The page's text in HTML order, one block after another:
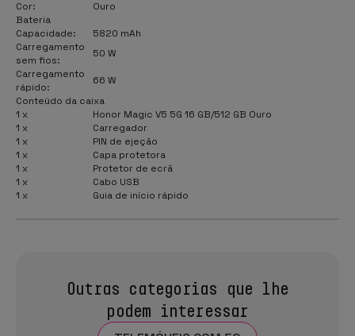
Cor:
Ouro
Bateria
Capacidade:
5820 mAh
Carregamento
sem fios:
50 W
Carregamento
rápido:
66 W
Conteúdo da caixa
1 x
Honor Magic V5 5G 16 GB/512 GB Ouro
1 x
Carregador
1 x
PIN de ejeção
1 x
Capa protetora
1 x
Protetor de ecrã
1 x
Cabo USB
1 x
Guia de início rápido
Outras categorias que lhe
podem interessar